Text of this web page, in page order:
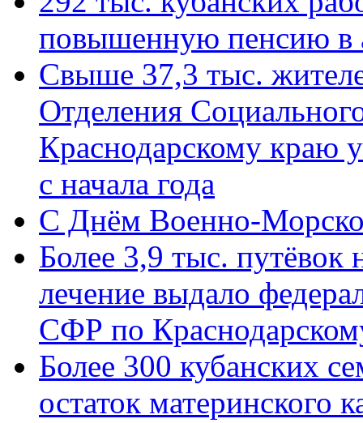
повышенную пенсию в
Свыше 37,3 тыс.
Отделения
Краснодарскому краю
с начала года
C Днём Военно-
Более 3,9 тыс. путёвок
лечение выдало
СФР по
Более 300 кубанских
остаток материнского